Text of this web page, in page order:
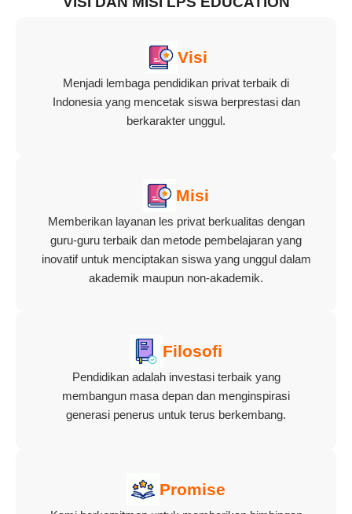
Visi
Menjadi lembaga pendidikan privat terbaik di
Indonesia yang mencetak siswa berprestasi dan
berkarakter unggul.
Misi
Memberikan layanan les privat berkualitas dengan
guru-guru terbaik dan metode pembelajaran yang
inovatif untuk menciptakan siswa yang unggul dalam
akademik maupun non-akademik.
Filosofi
Pendidikan adalah investasi terbaik yang
membangun masa depan dan menginspirasi
generasi penerus untuk terus berkembang.
Promise